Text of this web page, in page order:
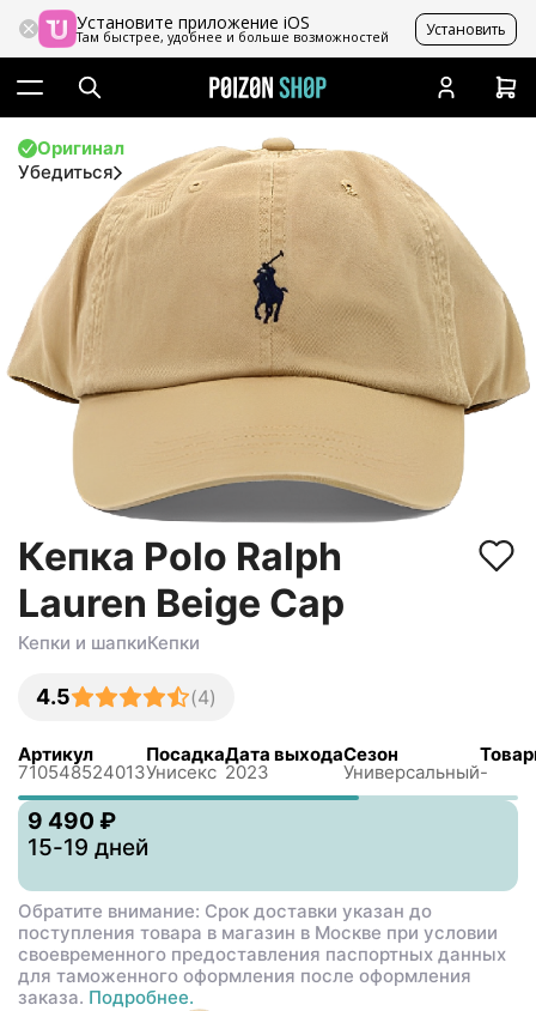
Установите приложение iOS
Там быстрее, удобнее и больше возможностей Установить
Оригинал
Убедиться
Кепка Polo Ralph
Lauren Beige Cap
Кепки и шапкиКепки
4.5 (4)
Артикул
710548524013
Посадка
Унисекс
Дата выхода
2023
Сезон
Универсальный-
9 490 ₽
15-19 дней
Обратите внимание: Срок доставки указан до
поступления товара в магазин в Москве при условии
своевременного предоставления паспортных данных
для таможенного оформления после оформления
заказа. Подробнее.